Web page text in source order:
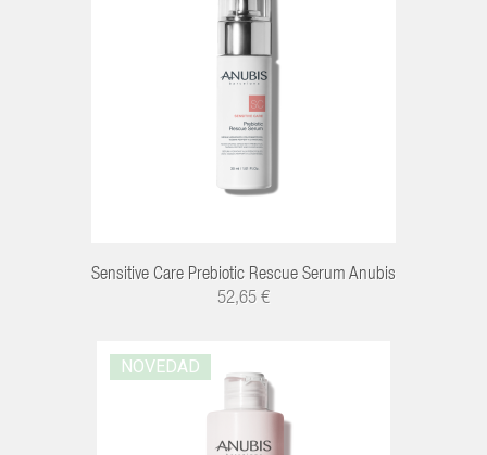
Sensitive Care Prebiotic Rescue Serum Anubis
52,65 €
NOVEDAD